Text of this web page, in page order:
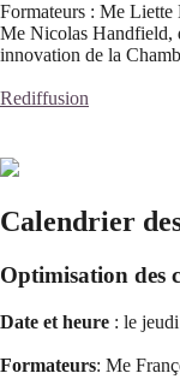
Formateurs : Me
Me Nicolas Handfield,
innovation de la
Rediffusion
Calendrier
Optimisation des
Date et heure : le
Formateurs: Me